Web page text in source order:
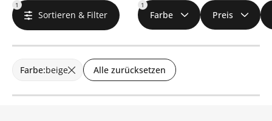
1
Sortieren & Filter
1
Farbe Preis
Farbe:beige Alle zurücksetzen